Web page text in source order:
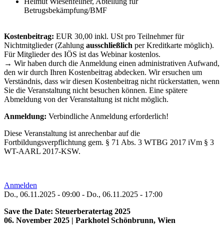
Betrugsbekämpfung/BMF
Kostenbeitrag: EUR 30,00 inkl. USt pro Teilnehmer für
Nichtmitglieder (Zahlung ausschließlich per Kreditkarte möglich).
Für Mitglieder des IÖS ist das Webinar kostenlos.
→ Wir haben durch die Anmeldung einen administrativen Aufwand,
den wir durch Ihren Kostenbeitrag abdecken. Wir ersuchen um
Verständnis, dass wir diesen Kostenbeitrag nicht rückerstatten, wenn
Sie die Veranstaltung nicht besuchen können. Eine spätere
Abmeldung von der Veranstaltung ist nicht möglich.
Anmeldung: Verbindliche Anmeldung erforderlich!
Diese Veranstaltung ist anrechenbar auf die
Fortbildungsverpflichtung gem. § 71 Abs. 3 WTBG 2017 iVm § 3
WT-AARL 2017-KSW.
Anmelden
Do., 06.11.2025 - 09:00 - Do., 06.11.2025 - 17:00
Save the Date: Steuerberatertag 2025
06. November 2025 | Parkhotel Schönbrunn, Wien